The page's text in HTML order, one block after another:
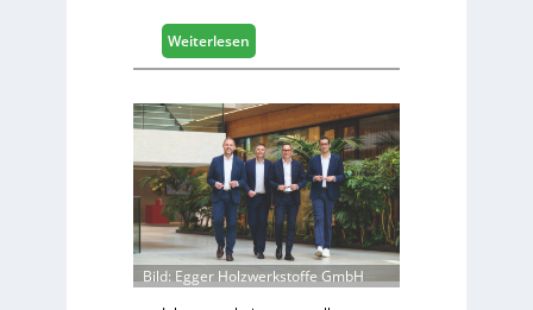
i
i
e
r
t
s
c
h
Weiterlesen:
H
f
e
l
e
e
r
ö
f
f
Bild: Egger Holzwerkstoffe GmbH